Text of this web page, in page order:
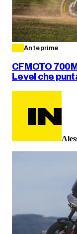
Anteprime
CFMOTO
Level che